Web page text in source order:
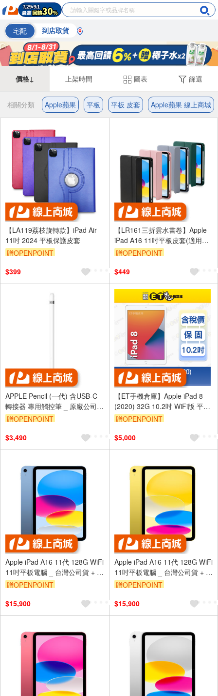
宅配 到店取貨
價格↓ 上架時間 圖表 篩選
相關分類 Apple蘋果 平板 平板 皮套 Apple蘋果 線上商城
【LA119荔枝旋轉款】iPad Air
11吋 2024 平板保護皮套
贈OPENPOINT
$399
【LR161三折雲水書卷】Apple
iPad A16 11吋平板皮套(適用
iPad 10代 10.9吋)(內置筆槽)
贈OPENPOINT
$449
APPLE Pencil (一代) 含USB-C
轉接器 專用觸控筆 _ 原廠公司貨
(MYQW3TA/A)
贈OPENPOINT
$3,490
【ET手機倉庫】Apple iPad 8
(2020) 32G 10.2吋 WiFi版 平板
A2270 福利品
贈OPENPOINT
$5,000
Apple iPad A16 11代 128G WiFi
11吋平板電腦 _ 台灣公司貨 + 專
用 (保貼+保蓋)
贈OPENPOINT
$15,900
Apple iPad A16 11代 128G WiFi
11吋平板電腦 _ 台灣公司貨 + 專
用 (保貼+保蓋)
贈OPENPOINT
$15,900